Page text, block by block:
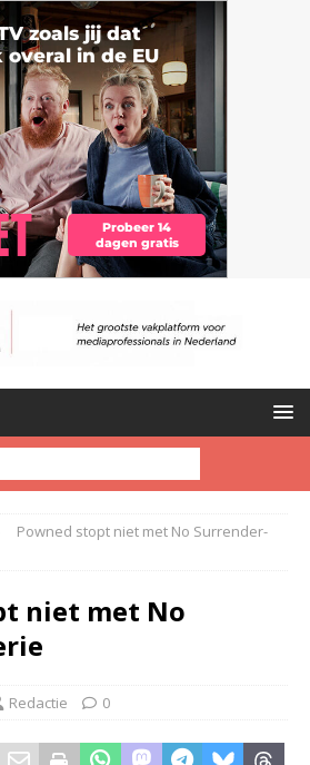
Powned stopt niet met No Surrender-
niet met No
Redactie 0